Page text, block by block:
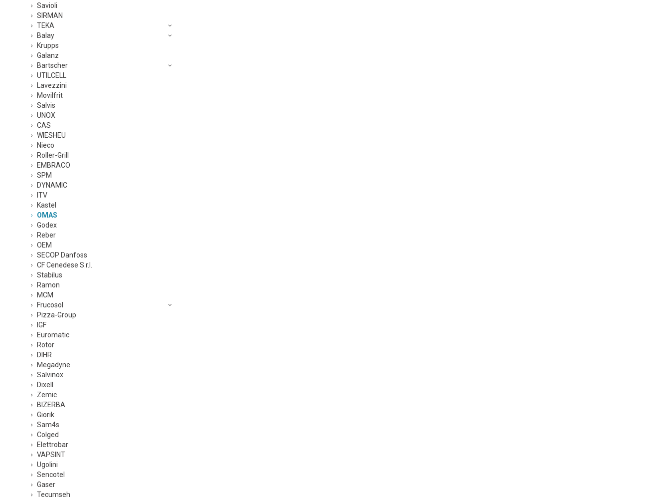
Savioli
SIRMAN
TEKA
Balay
Krupps
Galanz
Bartscher
UTILCELL
Lavezzini
Movilfrit
Salvis
UNOX
CAS
WIESHEU
Nieco
Roller-Grill
EMBRACO
SPM
DYNAMIC
ITV
Kastel
OMAS
Godex
Reber
OEM
SECOP Danfoss
CF Cenedese S.r.l.
Stabilus
Ramon
MCM
Frucosol
Pizza-Group
IGF
Euromatic
Rotor
DIHR
Megadyne
Salvinox
Dixell
Zemic
BIZERBA
Giorik
Sam4s
Colged
Elettrobar
VAPSINT
Ugolini
Sencotel
Gaser
Tecumseh